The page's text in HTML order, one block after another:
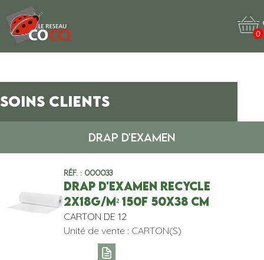
0
CLIENTS
DRAP D'EXAMEN
Réf. : 000033
DRAP D'EXAMEN RECYCLE
2x18g/m² 150F 50x38 cm
CARTON DE 12
Unité de vente : CARTON(S)